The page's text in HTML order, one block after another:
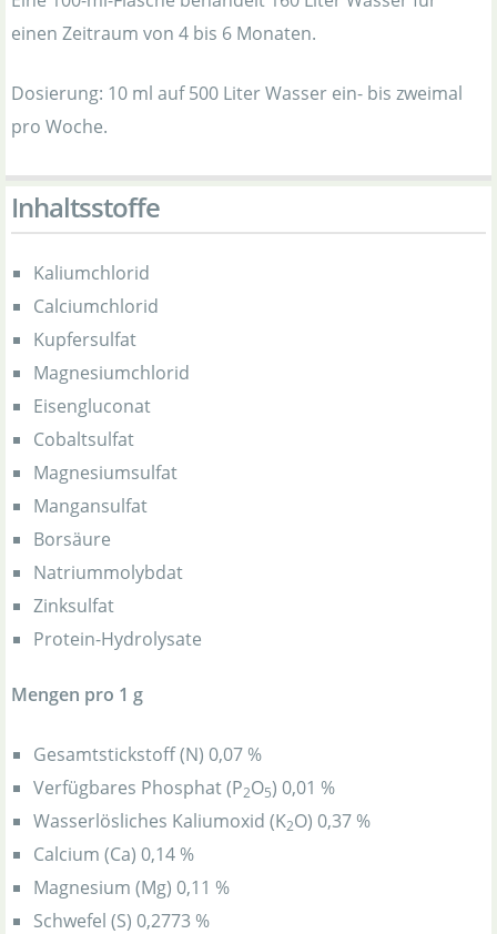
einen Zeitraum von 4 bis 6 Monaten.
Dosierung: 10 ml auf 500 Liter Wasser ein- bis zweimal
pro Woche.
Inhaltsstoffe
Kaliumchlorid
Calciumchlorid
Kupfersulfat
Magnesiumchlorid
Eisengluconat
Cobaltsulfat
Magnesiumsulfat
Mangansulfat
Borsäure
Natriummolybdat
Zinksulfat
Protein-Hydrolysate
Mengen pro 1 g
Gesamtstickstoff (N) 0,07 %
Verfügbares Phosphat (P2O5) 0,01 %
Wasserlösliches Kaliumoxid (K2O) 0,37 %
Calcium (Ca) 0,14 %
Magnesium (Mg) 0,11 %
Schwefel (S) 0,2773 %